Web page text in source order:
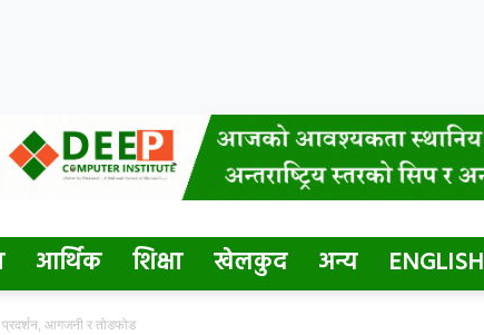
आर्थिक शिक्षा खेलकुद अन्य ENGLISH
प्रदर्शन, आगजनी र तोडफोड